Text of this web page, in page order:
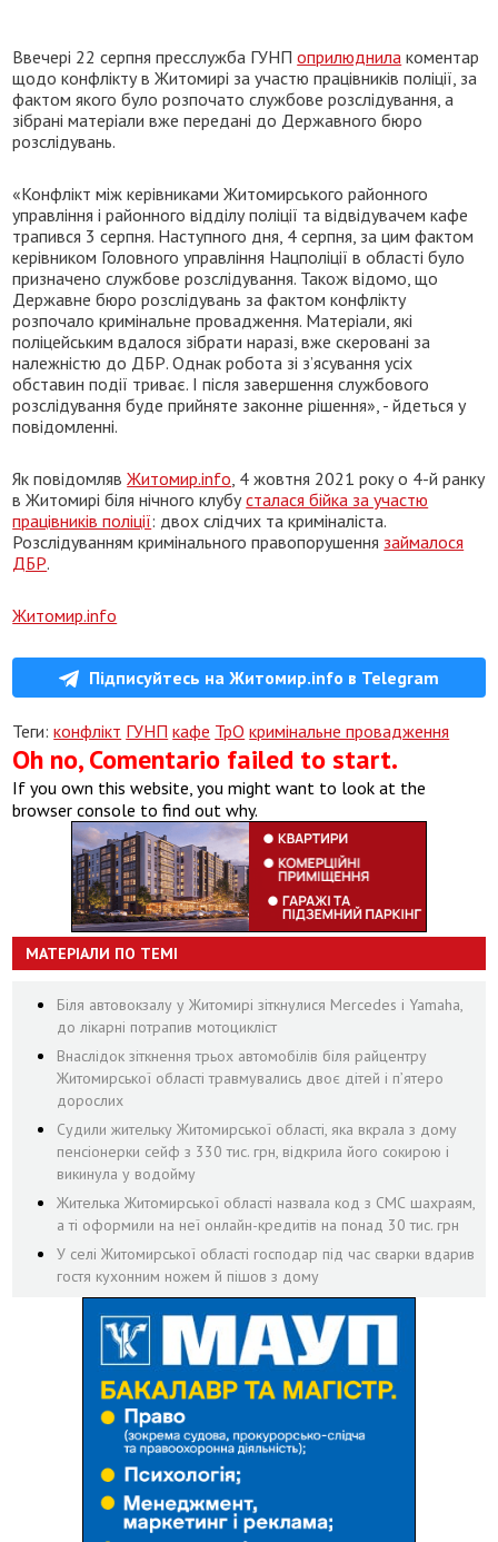
Ввечері 22 серпня пресслужба ГУНПоприлюднила коментар
щодо конфлікту в Житомирі за участю працівників поліції, за
фактом якого було розпочато службове розслідування, а
зібрані матеріали вже передані до Державного бюро
розслідувань.
«Конфлікт між керівниками Житомирського районного
управління і районного відділу поліції та відвідувачем кафе
трапився 3 серпня. Наступного дня, 4 серпня, за цим фактом
керівником Головного управління Нацполіції в області було
призначено службове розслідування. Також відомо, що
Державне бюро розслідувань за фактом конфлікту
розпочало кримінальне провадження. Матеріали, які
поліцейським вдалося зібрати наразі, вже скеровані за
належністю до ДБР. Однак робота зі з’ясування усіх
обставин події триває. І після завершення службового
розслідування буде прийняте законне рішення», - йдеться у
повідомленні.
Як повідомлявЖитомир.info , 4 жовтня 2021 року о 4-й ранку
в Житомирі біля нічного клубусталася бійка за участю
працівників поліції: двох слідчих та криміналіста.
Розслідуванням кримінального правопорушення займалося
ДБР.
Житомир.info
Підписуйтесь на Житомир.info в Telegram
Теги:конфлікт ГУНП кафе ТрО кримінальне провадження
Oh no, Comentario failed to start.
If you own this website, you might want to look at the
browser console to find out why.
МАТЕРІАЛИ ПО ТЕМІ
Біля автовокзалу у Житомирі зіткнулися Mercedes і Yamaha,
до лікарні потрапив мотоцикліст
Внаслідок зіткнення трьох автомобілів біля райцентру
Житомирської області травмувались двоє дітей і пʼятеро
дорослих
Судили жительку Житомирської області, яка вкрала з дому
пенсіонерки сейф з 330 тис. грн, відкрила його сокирою і
викинула у водойму
Жителька Житомирської області назвала код з СМС шахраям,
а ті оформили на неї онлайн-кредитів на понад 30 тис. грн
У селі Житомирської області господар під час сварки вдарив
гостя кухонним ножем й пішов з дому